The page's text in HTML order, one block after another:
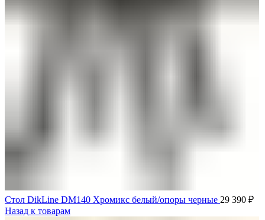
Стол DikLine DM140 Хромикс белый/опоры черные 29 390 ₽
Назад к товарам